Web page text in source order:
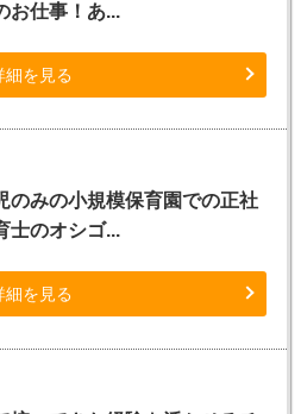
お仕事！あ...
細を見る
のみの小規模保育園での正社
士のオシゴ...
細を見る